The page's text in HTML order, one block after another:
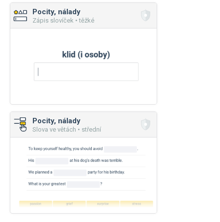
Pocity, nálady
Zápis slovíček • těžké
Pocity, nálady
Slova ve větách • střední